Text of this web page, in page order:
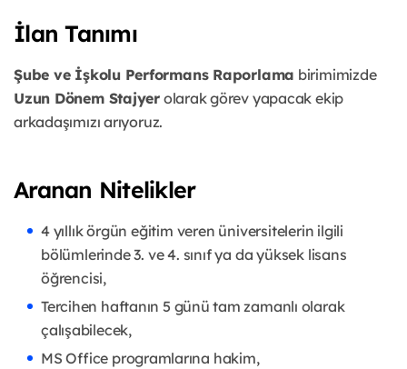
İlan Tanımı
Şube ve İşkolu Performans Raporlama birimimizde
Uzun Dönem Stajyerolarak görev yapacak ekip
arkadaşımızı arıyoruz.
Aranan Nitelikler
4 yıllık örgün eğitim veren üniversitelerin ilgili
bölümlerinde 3. ve 4. sınıf ya da yüksek lisans
öğrencisi,
Tercihen haftanın 5 günü tam zamanlı olarak
çalışabilecek,
MS Office programlarına hakim,